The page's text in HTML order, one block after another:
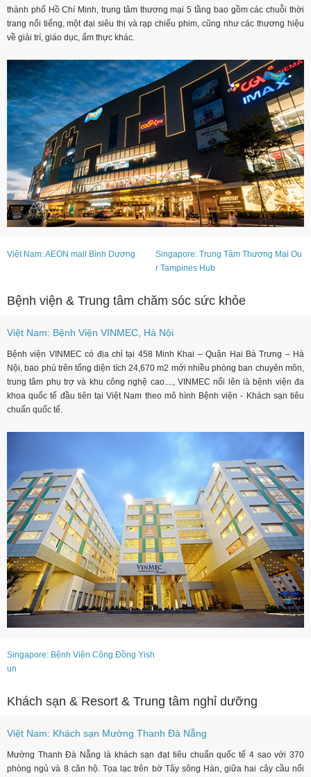
thành phố Hồ Chí Minh, trung tâm thương mại 5 tầng bao gồm các chuỗi thời
trang nổi tiếng, một đại siêu thị và rạp chiếu phim, cũng như các thương hiệu
về giải trí, giáo dục, ẩm thực khác.
Việt Nam: AEON mall Bình Dương
Singapore: Trung Tâm Thương Mại Ou
r Tampines Hub
Bệnh viện & Trung tâm chăm sóc sức khỏe
Việt Nam: Bệnh Viện VINMEC, Hà Nội
Bệnh viện VINMEC có địa chỉ tại 458 Minh Khai – Quận Hai Bà Trưng – Hà
Nội, bao phủ trên tổng diện tích 24,670 m2 mới nhiều phòng ban chuyên môn,
trung tâm phụ trợ và khu công nghệ cao...., VINMEC nổi lên là bệnh viện đa
khoa quốc tế đầu tiên tại Việt Nam theo mô hình Bệnh viện - Khách sạn tiêu
chuẩn quốc tế.
Singapore: Bệnh Viện Cộng Đồng Yish
un
Khách sạn & Resort & Trung tâm nghỉ dưỡng
Việt Nam: Khách sạn Mường Thanh Đà Nẵng
Mường Thanh Đà Nẵng là khách sạn đạt tiêu chuẩn quốc tế 4 sao với 370
phòng ngủ và 8 căn hộ. Tọa lạc trên bờ Tây sông Hàn, giữa hai cây cầu nổi